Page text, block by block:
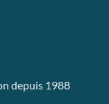
depuis 1988